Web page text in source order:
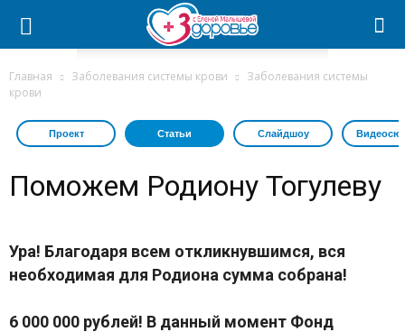
Главная Заболевания системы крови
Заболевания системы
крови
Проект Статьи Слайдшоу
Поможем Родиону Тогулеву
Ура! Благодаря всем откликнувшимся, вся
необходимая для Родиона сумма собрана!
6 000 000 рублей! В данный момент Фонд